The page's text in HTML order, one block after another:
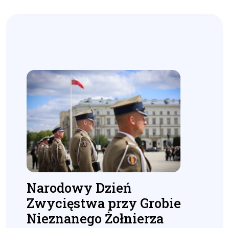
Narodowy Dzień
Zwycięstwa przy Grobie
Nieznanego Żołnierza